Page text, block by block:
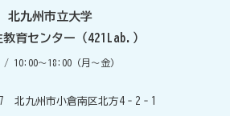
北九州市立大学
育センター（421Lab.）
/ 10:00～18:00（月～金）
北九州市小倉南区北方4‐2‐1